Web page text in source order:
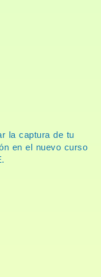
la captura de tu
en el nuevo curso